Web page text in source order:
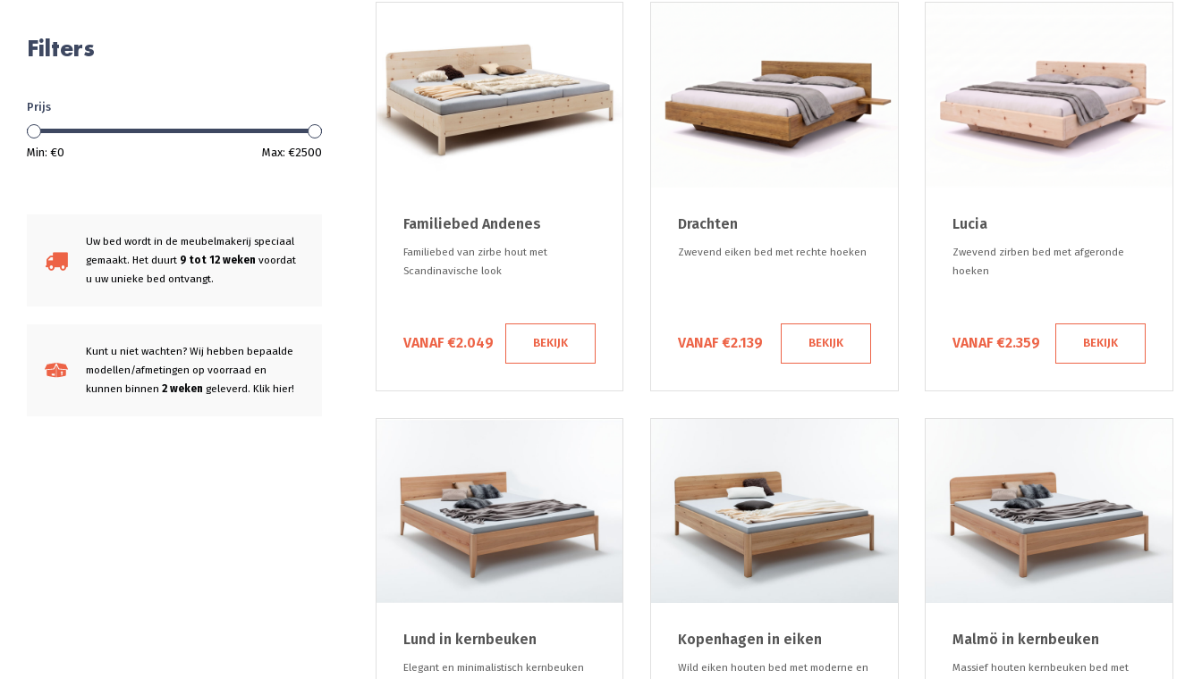
Filters
Prijs
Min: €0 Max: €2500
Uw bed wordt in de meubelmakerij speciaal
gemaakt. Het duurt 9 tot 12 weken voordat
u uw unieke bed ontvangt.
Kunt u niet wachten? Wij hebben bepaalde
modellen/afmetingen op voorraad en
kunnen binnen 2 weken geleverd. Klik hier!
Familiebed Andenes
Familiebed van zirbe hout met
Scandinavische look
VANAF €2.049 BEKIJK
Drachten
Zwevend eiken bed met rechte hoeken
VANAF €2.139 BEKIJK
Lucia
Zwevend zirben bed met afgeronde
hoeken
VANAF €2.359 BEKIJK
Lund in kernbeuken
Elegant en minimalistisch kernbeuken
Kopenhagen in eiken
Wild eiken houten bed met moderne en
Malmö in kernbeuken
Massief houten kernbeuken bed met